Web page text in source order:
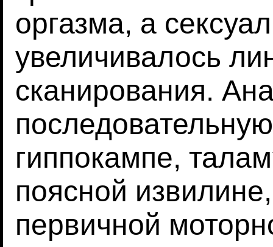
оргазма, а
увеличивалось
сканирования.
гиппокампе,
поясной
первичной